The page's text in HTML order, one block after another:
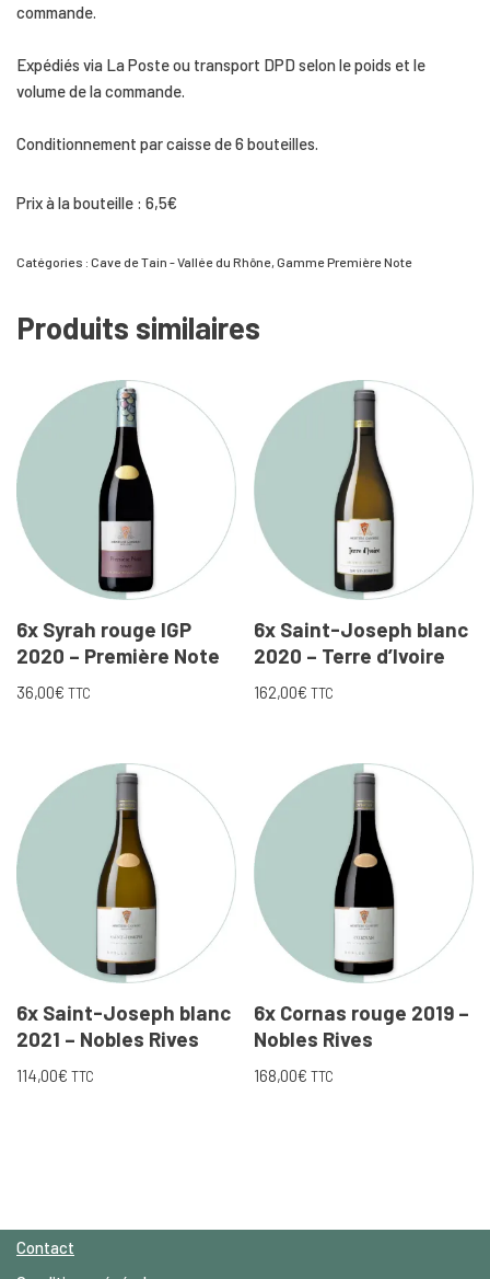
commande.
Expédiés via La Poste ou transport DPD selon le poids et le
volume de la commande.
Conditionnement par caisse de 6 bouteilles.
Prix à la bouteille : 6,5€
Catégories : Cave de Tain - Vallée du Rhône,Gamme Première Note
Produits similaires
6x Syrah rouge IGP
2020 – Première Note
36,00€ TTC
6x Saint-Joseph blanc
2020 – Terre d’Ivoire
162,00€ TTC
6x Saint-Joseph blanc
2021 – Nobles Rives
114,00€ TTC
6x Cornas rouge 2019 –
Nobles Rives
168,00€ TTC
Contact